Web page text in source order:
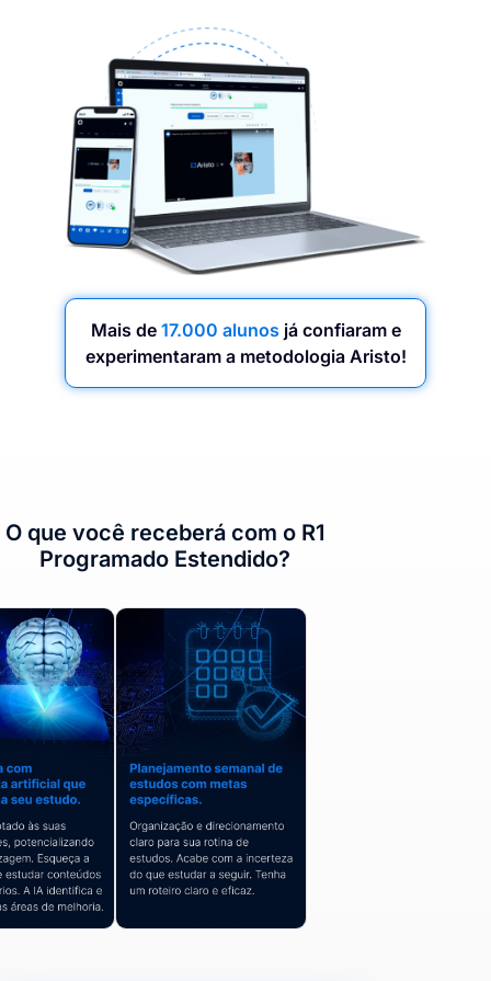
Mais de 17.000 alunos já confiaram e
experimentaram a metodologia Aristo!
O que você receberá com o R1
Programado Estendido?